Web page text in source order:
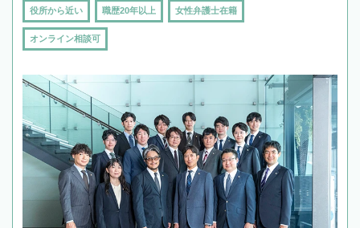
役所から近い 職歴20年以上 女性弁護士在籍
オンライン相談可